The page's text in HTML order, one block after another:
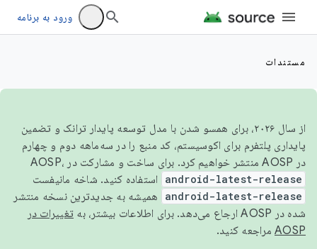
ورود به برنامه
مستندات
از سال ۲۰۲۶، برای همسو شدن با مدل توسعه پایدار ترانک و تضمین
پایداری پلتفرم برای اکوسیستم، کد منبع را در سه‌ماهه دوم و چهارم
در AOSP منتشر خواهیم کرد. برای ساخت و مشارکت در AOSP،
android-latest-release استفاده کنید. شاخه مانیفست
android-latest-release
همیشه به جدیدترین نسخه منتشر
شده در AOSP ارجاع می‌دهد. برای اطلاعات بیشتر، به
تغییرات در
AOSP مراجعه کنید.